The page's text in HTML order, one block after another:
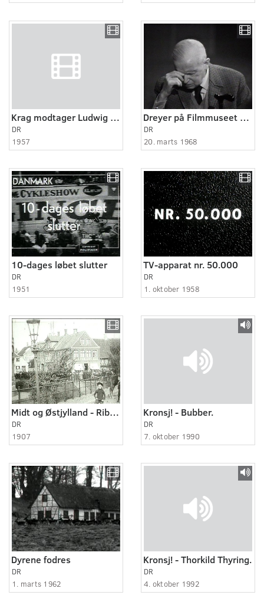
Krag modtager Ludwig Erhard i 1958
DR
1957
Dreyer på Filmmuseet 10.
DR
20. marts 1968
10-dages løbet slutter
DR
1951
TV-apparat nr. 50.000
DR
1. oktober 1958
Midt og Østjylland - Ribe og omegn 1907 - 1913
DR
1907
Kronsj! - Bubber.
DR
7. oktober 1990
Dyrene fodres
DR
1. marts 1962
Kronsj! - Thorkild Thyring.
DR
4. oktober 1992